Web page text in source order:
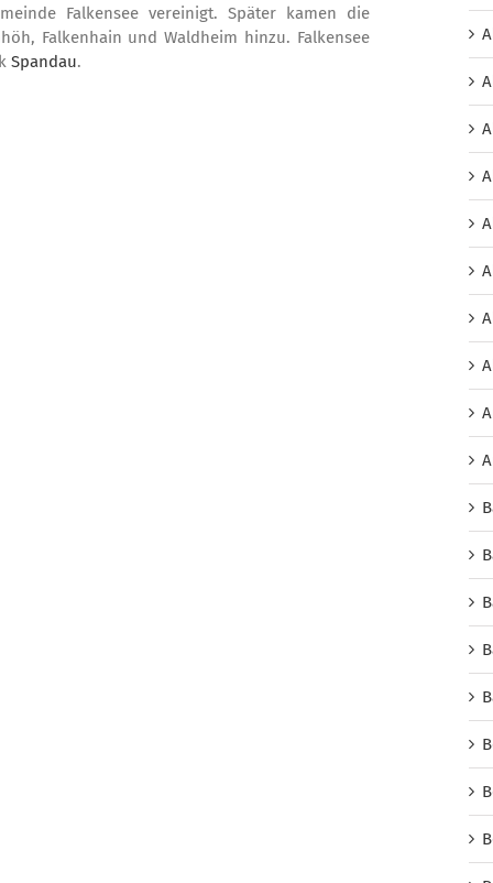
Falkensee vereinigt. Später kamen die
Falkenhain und Waldheim hinzu. Falkensee
Spandau.